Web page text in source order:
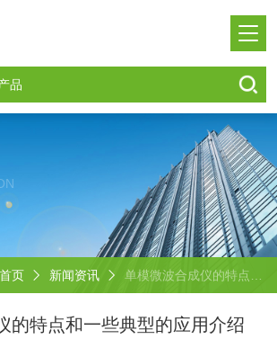
首页 新闻资讯 单模微波合成仪的特点和一些典型的应用介绍
的特点和一些典型的应用介绍